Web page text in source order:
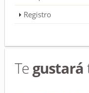
Registro
Te gustará